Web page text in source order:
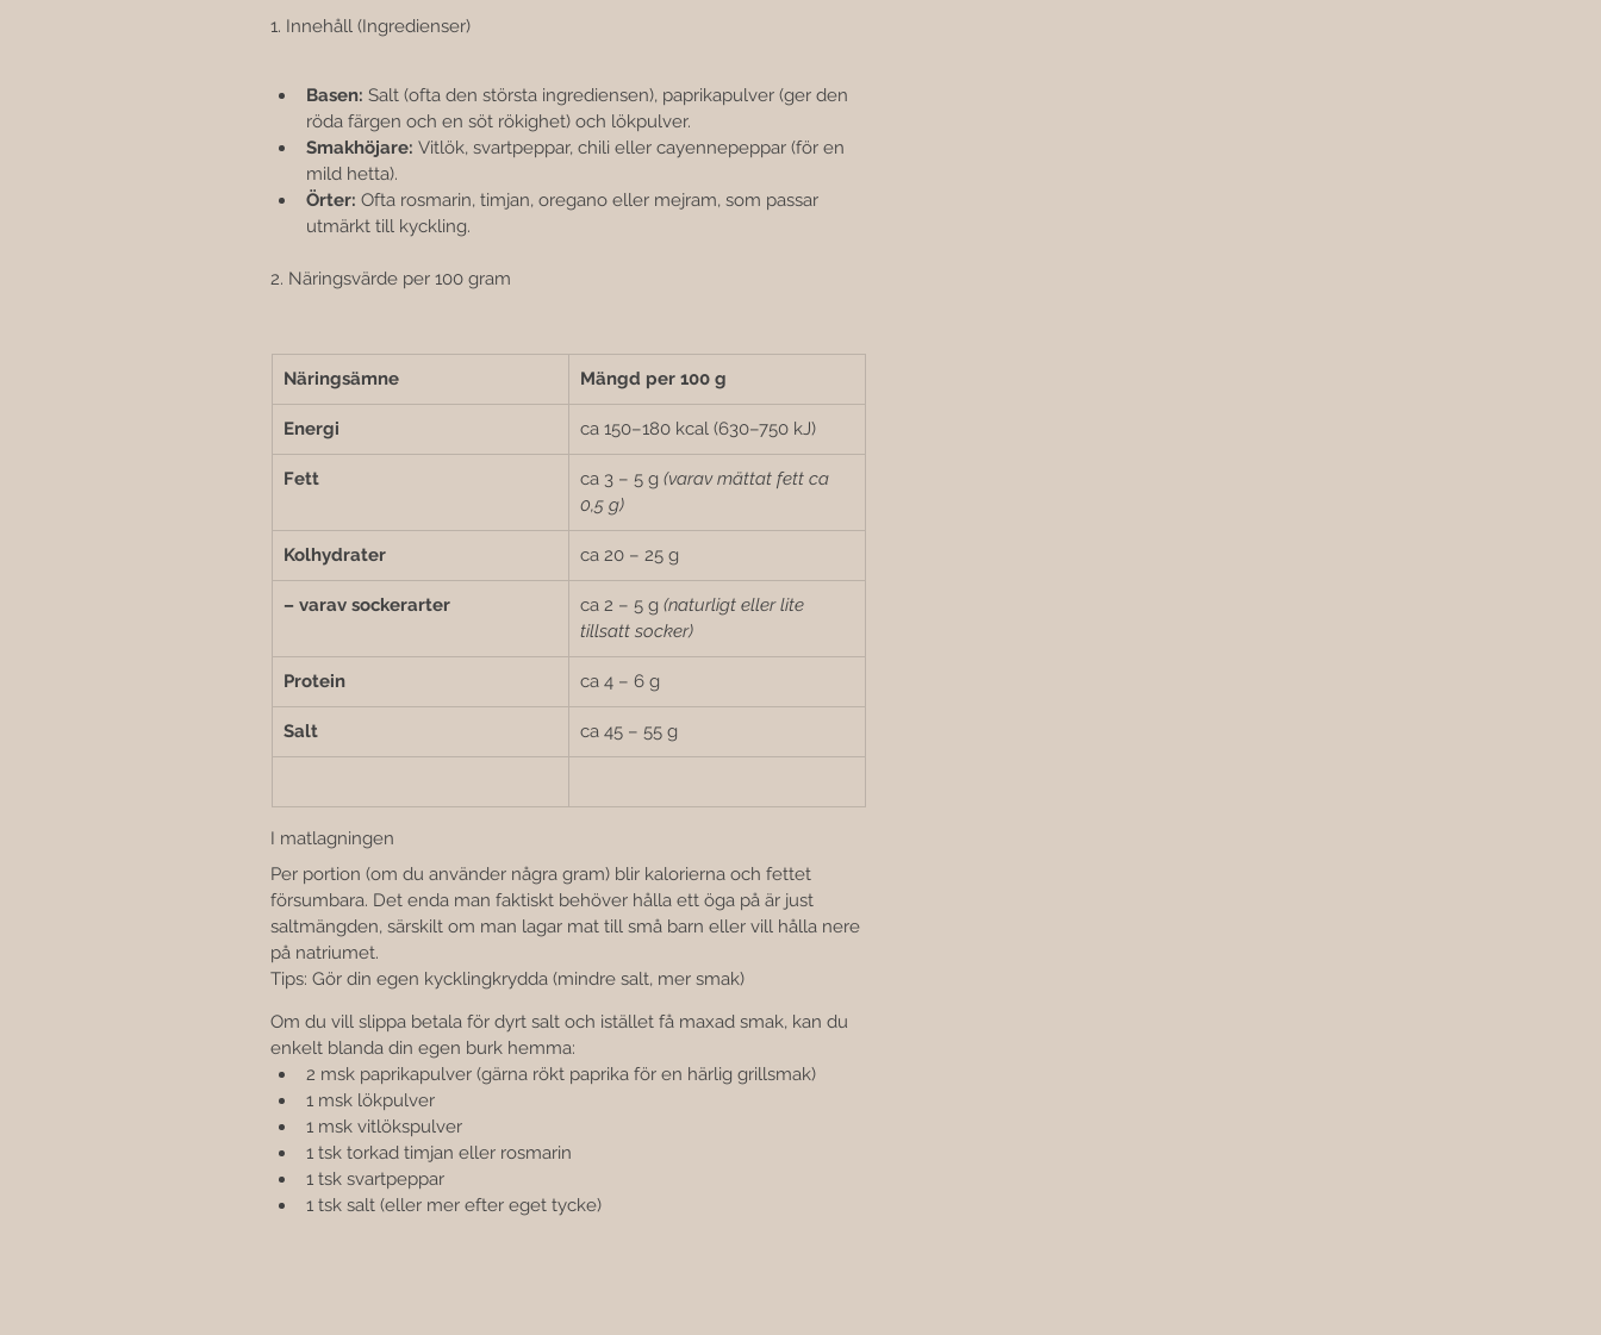
1. Innehåll (Ingredienser)
Basen: Salt (ofta den största ingrediensen), paprikapulver (ger den
röda färgen och en söt rökighet) och lökpulver.
Smakhöjare: Vitlök, svartpeppar, chili eller cayennepeppar (för en
mild hetta).
Örter: Ofta rosmarin, timjan, oregano eller mejram, som passar
utmärkt till kyckling.
2. Näringsvärde per 100 gram
Näringsämne Mängd per 100 g
Energi ca 150–180 kcal (630–750 kJ)
Fett ca 3 – 5 g (varav mättat fett ca
0,5 g)
Kolhydrater ca 20 – 25 g
– varav sockerarter ca 2 – 5 g (naturligt eller lite
tillsatt socker)
Protein ca 4 – 6 g
Salt ca 45 – 55 g
I matlagningen
Per portion (om du använder några gram) blir kalorierna och fettet
försumbara. Det enda man faktiskt behöver hålla ett öga på är just
saltmängden, särskilt om man lagar mat till små barn eller vill hålla nere
på natriumet.
Tips: Gör din egen kycklingkrydda (mindre salt, mer smak)
Om du vill slippa betala för dyrt salt och istället få maxad smak, kan du
enkelt blanda din egen burk hemma:
2 msk paprikapulver (gärna rökt paprika för en härlig grillsmak)
1 msk lökpulver
1 msk vitlökspulver
1 tsk torkad timjan eller rosmarin
1 tsk svartpeppar
1 tsk salt (eller mer efter eget tycke)